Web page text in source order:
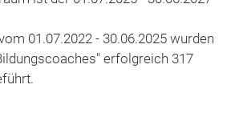
01.07.2022 - 30.06.2025 wurden
erfolgreich 317